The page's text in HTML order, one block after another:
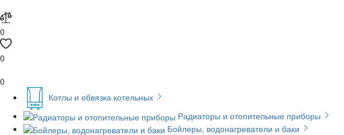
0
0
0
Котлы и обвязка котельных
Радиаторы и отопительные приборы
Бойлеры, водонагреватели и баки